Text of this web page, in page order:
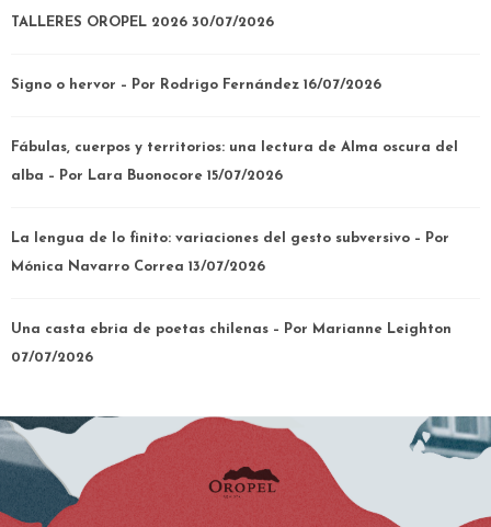
TALLERES OROPEL 2026 30/07/2026
Signo o hervor – Por Rodrigo Fernández 16/07/2026
Fábulas, cuerpos y territorios: una lectura de Alma oscura del
alba – Por Lara Buonocore 15/07/2026
La lengua de lo finito: variaciones del gesto subversivo – Por
Mónica Navarro Correa 13/07/2026
Una casta ebria de poetas chilenas – Por Marianne Leighton
07/07/2026